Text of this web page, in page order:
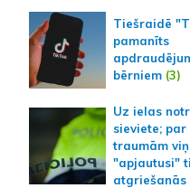
Tiešraidē
pamanīts
bērniem(3)
Uz ielas
sieviete;
traumām
"apjautusi"
atgriešanās